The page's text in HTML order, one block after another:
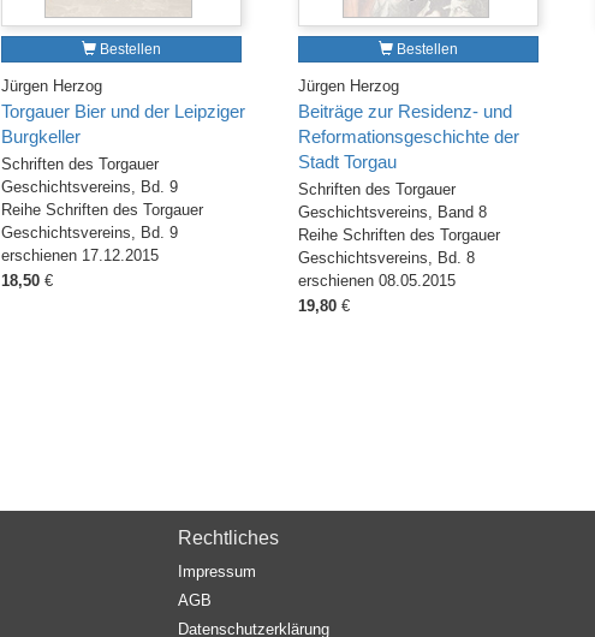
Bestellen
Jürgen Herzog
Torgauer Bier und der Leipziger
Burgkeller
Schriften des Torgauer
Geschichtsvereins, Bd. 9
Reihe Schriften des Torgauer
Geschichtsvereins, Bd. 9
erschienen 17.12.2015
18,50 €
Bestellen
Jürgen Herzog
Beiträge zur Residenz- und
Reformationsgeschichte der
Stadt Torgau
Schriften des Torgauer
Geschichtsvereins, Band 8
Reihe Schriften des Torgauer
Geschichtsvereins, Bd. 8
erschienen 08.05.2015
19,80 €
Rechtliches
Impressum
AGB
Datenschutzerklärung